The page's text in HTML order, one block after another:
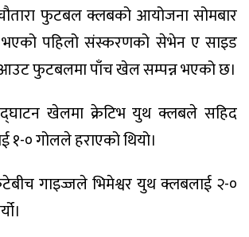
फुटबल क्लबको आयोजना सोमबार
पहिलो संस्करणको सेभेन ए साइड
फुटबलमा पाँच खेल सम्पन्न भएको छ।
उद्घाटन खेलमा क्रेटिभ युथ क्लबले सहिद
१-० गोलले हराएको थियो।
गाइज्जले भिमेश्वर युथ क्लबलाई २-०